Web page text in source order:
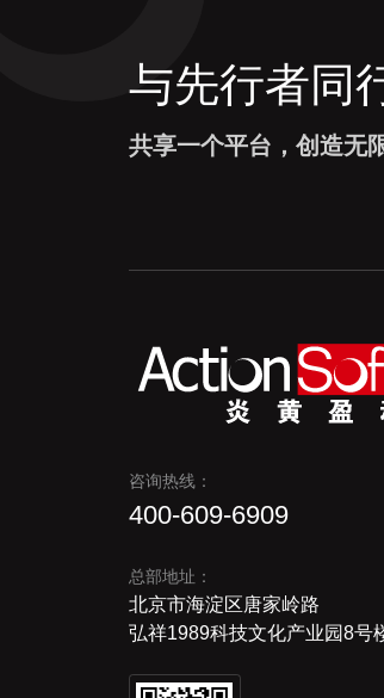
与先行者同
共享一个平台，创造无
咨询热线：
400-609-6909
总部地址：
北京市海淀区唐家岭路
弘祥1989科技文化产业园8号